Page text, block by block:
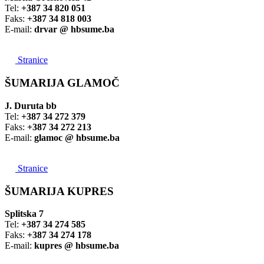
Tel: +387 34 820 051
Faks: +387 34 818 003
E-mail: drvar @ hbsume.ba
Stranice
ŠUMARIJA GLAMOČ
J. Duruta bb
Tel: +387 34 272 379
Faks: +387 34 272 213
E-mail: glamoc @ hbsume.ba
Stranice
ŠUMARIJA KUPRES
Splitska 7
Tel: +387 34 274 585
Faks: +387 34 274 178
E-mail: kupres @ hbsume.ba